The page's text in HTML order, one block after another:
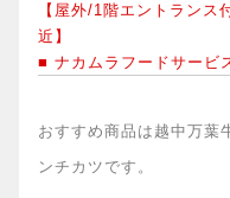
【屋外/1階エントランス
近】
■ ナカムラフードサービ
おすすめ商品は越中万葉
ンチカツです。